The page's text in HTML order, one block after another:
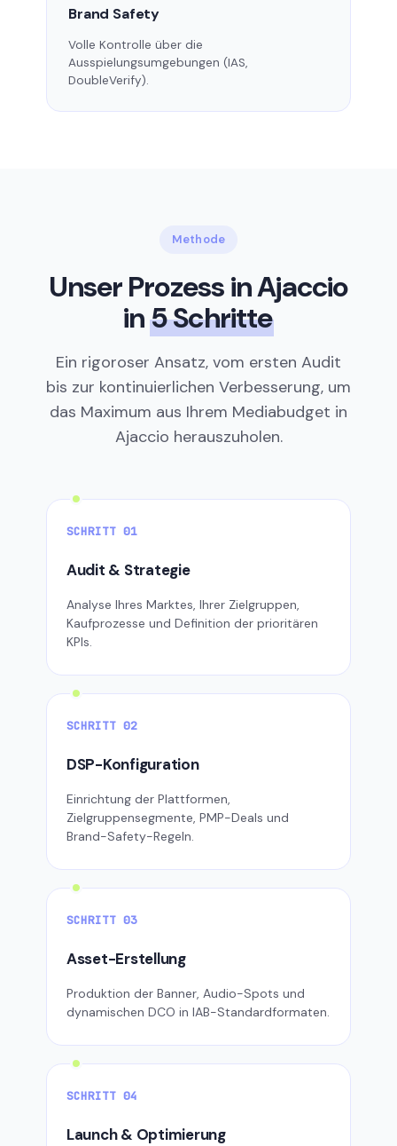
Brand Safety
Volle Kontrolle über die
Ausspielungsumgebungen (IAS,
DoubleVerify).
Methode
Unser Prozess in Ajaccio
in5 Schritte
Ein rigoroser Ansatz, vom ersten Audit
bis zur kontinuierlichen Verbesserung, um
das Maximum aus Ihrem Mediabudget in
Ajaccio herauszuholen.
SCHRITT 01
Audit & Strategie
Analyse Ihres Marktes, Ihrer Zielgruppen,
Kaufprozesse und Definition der prioritären
KPIs.
SCHRITT 02
DSP-Konfiguration
Einrichtung der Plattformen,
Zielgruppensegmente, PMP-Deals und
Brand-Safety-Regeln.
SCHRITT 03
Asset-Erstellung
Produktion der Banner, Audio-Spots und
dynamischen DCO in IAB-Standardformaten.
SCHRITT 04
Launch & Optimierung